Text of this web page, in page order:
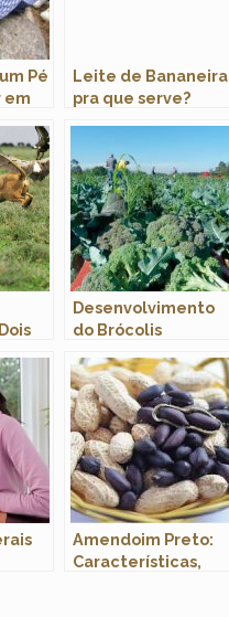
Pé
em
Leite de Bananeira
pra que serve?
Desenvolvimento
do Brócolis
Amendoim Preto:
Características,